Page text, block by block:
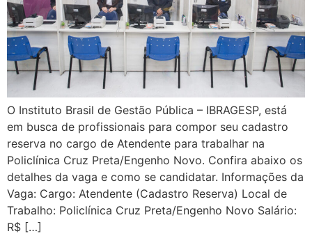
O Instituto Brasil de Gestão Pública – IBRAGESP, está
em busca de profissionais para compor seu cadastro
reserva no cargo de Atendente para trabalhar na
Policlínica Cruz Preta/Engenho Novo. Confira abaixo os
detalhes da vaga e como se candidatar. Informações da
Vaga: Cargo: Atendente (Cadastro Reserva) Local de
Trabalho: Policlínica Cruz Preta/Engenho Novo Salário:
R$ […]